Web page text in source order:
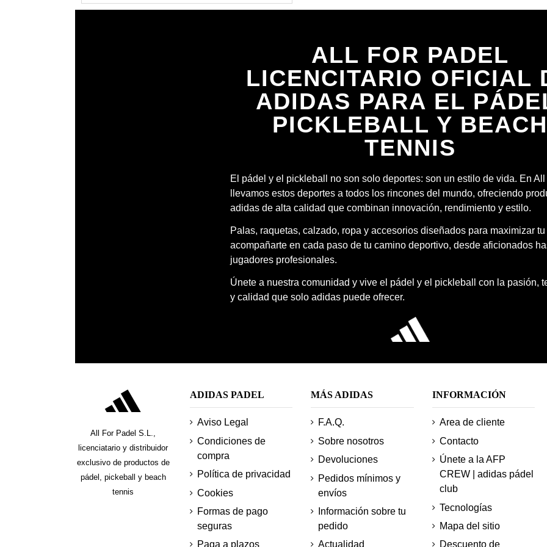
ALL FOR PADEL
LICENCITARIO OFICIAL
ADIDAS PARA EL
PICKLEBALL Y
TENNIS
El pádel y el pickleball no son solo deportes: son un estilo de vida. En
llevamos estos deportes a todos los rincones del mundo, ofreciendo
adidas de alta calidad que combinan innovación, rendimiento y estilo.
Palas, raquetas, calzado, ropa y accesorios diseñados para maximizar
acompañarte en cada paso de tu camino deportivo, desde aficionados
jugadores profesionales.
Únete a nuestra comunidad y vive el pádel y el pickleball con la pasión,
y calidad que solo adidas puede ofrecer.
All For Padel S.L.,
licenciatario y distribuidor
exclusivo de productos de
pádel, pickeball y beach
tennis
ADIDAS PADEL
Aviso Legal
Condiciones de
compra
Política de privacidad
Cookies
Formas de pago
seguras
Paga a plazos
MÁS ADIDAS
F.A.Q.
Sobre nosotros
Devoluciones
Pedidos mínimos y
envíos
Información sobre tu
pedido
Actualidad
INFORMACIÓN
Area de cliente
Contacto
Únete a la AFP
CREW | adidas pádel
club
Tecnologías
Mapa del sitio
Descuento de